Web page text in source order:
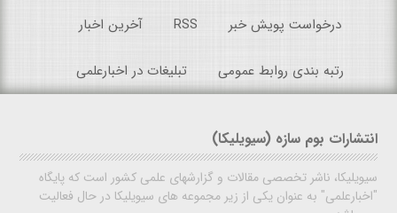
درخواست پویش خبر RSS آخرین اخبار
رتبه بندی روابط عمومی تبلیغات در اخبارعلمی
انتشارات بوم سازه (سیویلیکا)
سیویلیکا، ناشر تخصصی مقالات و گزارشهای علمی کشور است که پایگاه
"اخبارعلمی" به عنوان یکی از زیر مجموعه های سیویلیکا در حال فعالیت